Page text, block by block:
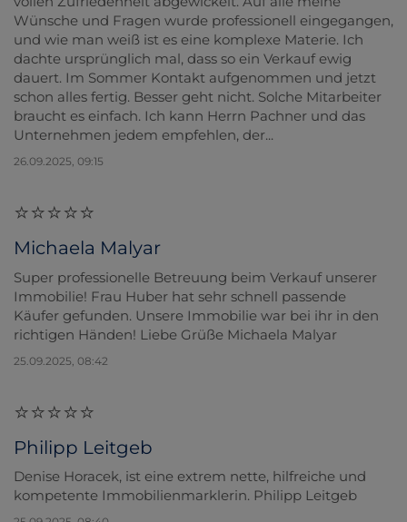
Wünsche und Fragen wurde professionell eingegangen,
und wie man weiß ist es eine komplexe Materie. Ich
dachte ursprünglich mal, dass so ein Verkauf ewig
dauert. Im Sommer Kontakt aufgenommen und jetzt
schon alles fertig. Besser geht nicht. Solche Mitarbeiter
braucht es einfach. Ich kann Herrn Pachner und das
Unternehmen jedem empfehlen, der...
26.09.2025, 09:15
Michaela Malyar
Super professionelle Betreuung beim Verkauf unserer
Immobilie! Frau Huber hat sehr schnell passende
Käufer gefunden. Unsere Immobilie war bei ihr in den
richtigen Händen! Liebe Grüße Michaela Malyar
25.09.2025, 08:42
Philipp Leitgeb
Denise Horacek, ist eine extrem nette, hilfreiche und
kompetente Immobilienmarklerin. Philipp Leitgeb